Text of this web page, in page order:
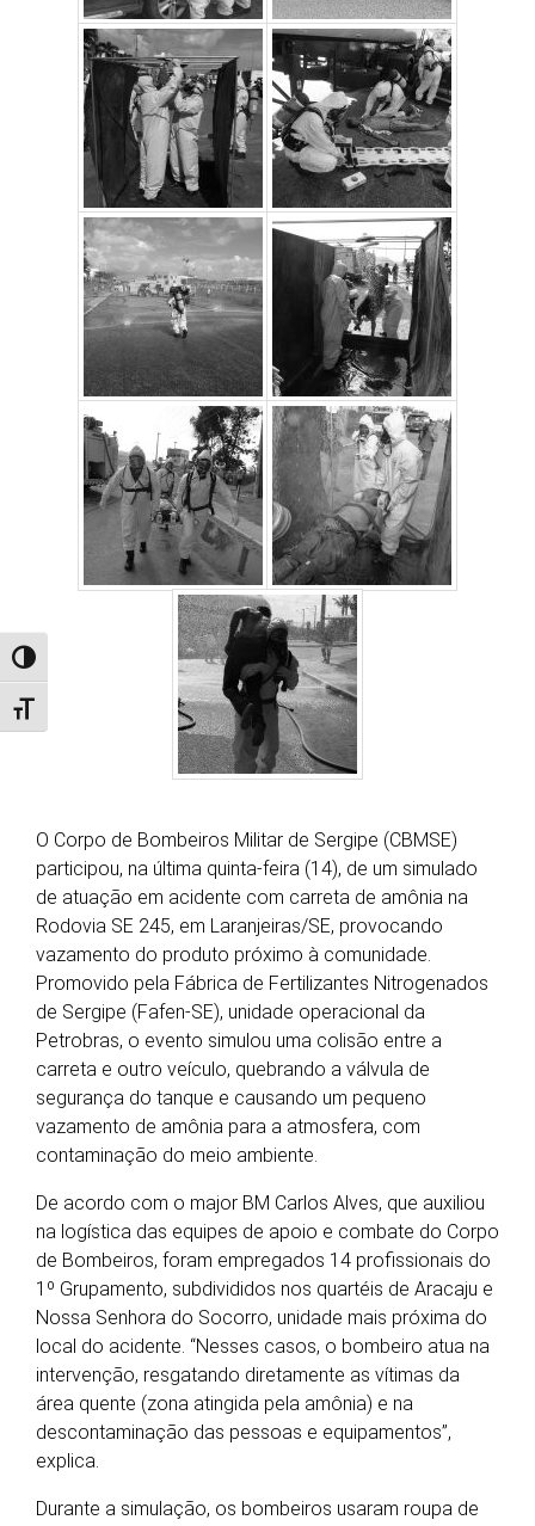
Alternar alto contraste
Alternar tamanho da fonte
O Corpo de Bombeiros Militar de Sergipe (CBMSE)
participou, na última quinta-feira (14), de um simulado
de atuação em acidente com carreta de amônia na
Rodovia SE 245, em Laranjeiras/SE, provocando
vazamento do produto próximo à comunidade.
Promovido pela Fábrica de Fertilizantes Nitrogenados
de Sergipe (Fafen-SE), unidade operacional da
Petrobras, o evento simulou uma colisão entre a
carreta e outro veículo, quebrando a válvula de
segurança do tanque e causando um pequeno
vazamento de amônia para a atmosfera, com
contaminação do meio ambiente.
De acordo com o major BM Carlos Alves, que auxiliou
na logística das equipes de apoio e combate do Corpo
de Bombeiros, foram empregados 14 profissionais do
1º Grupamento, subdivididos nos quartéis de Aracaju e
Nossa Senhora do Socorro, unidade mais próxima do
local do acidente. “Nesses casos, o bombeiro atua na
intervenção, resgatando diretamente as vítimas da
área quente (zona atingida pela amônia) e na
descontaminação das pessoas e equipamentos”,
explica.
Durante a simulação, os bombeiros usaram roupa de